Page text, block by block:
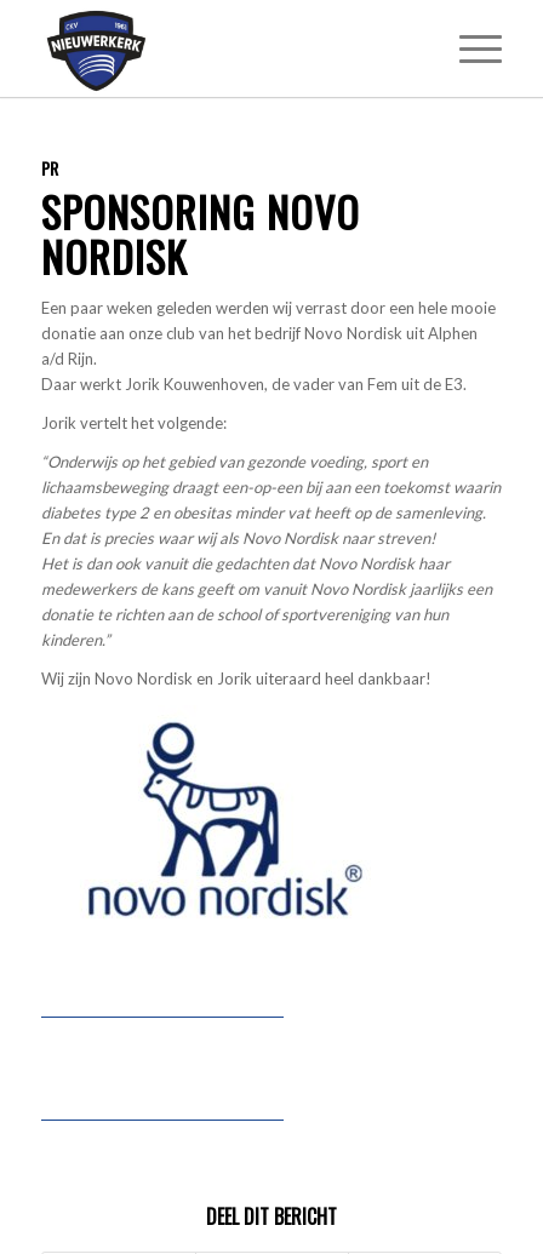
PR
SPONSORING NOVO
NORDISK
Een paar weken geleden werden wij verrast door een hele mooie
donatie aan onze club van het bedrijf Novo Nordisk uit Alphen
a/d Rijn.
Daar werkt Jorik Kouwenhoven, de vader van Fem uit de E3.
Jorik vertelt het volgende:
“Onderwijs op het gebied van gezonde voeding, sport en
lichaamsbeweging draagt een-op-een bij aan een toekomst waarin
diabetes type 2 en obesitas minder vat heeft op de samenleving.
En dat is precies waar wij als Novo Nordisk naar streven!
Het is dan ook vanuit die gedachten dat Novo Nordisk haar
medewerkers de kans geeft om vanuit Novo Nordisk jaarlijks een
donatie te richten aan de school of sportvereniging van hun
kinderen.”
Wij zijn Novo Nordisk en Jorik uiteraard heel dankbaar!
DEEL DIT BERICHT